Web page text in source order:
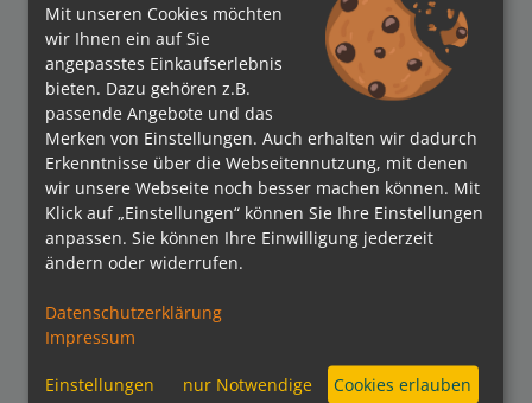
Verbände
Mit unseren Cookies möchten
wir Ihnen ein auf Sie
angepasstes Einkaufserlebnis
bieten. Dazu gehören z.B.
passende Angebote und das
Merken von Einstellungen. Auch erhalten wir dadurch
Erkenntnisse über die Webseitennutzung, mit denen
wir unsere Webseite noch besser machen können. Mit
Klick auf „Einstellungen“ können Sie Ihre Einstellungen
anpassen. Sie können Ihre Einwilligung jederzeit
ändern oder widerrufen.
Datenschutzerklärung
Impressum
Einstellungen nur Notwendige Cookies erlauben